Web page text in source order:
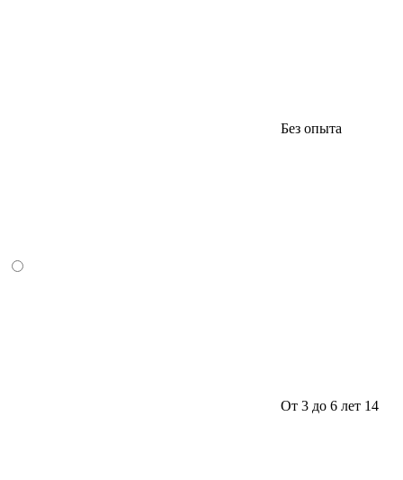
Без опыта
От 3 до 6 лет 14